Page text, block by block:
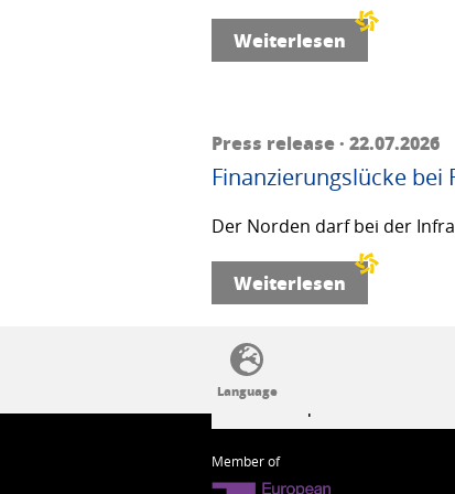
Weiterlesen
Press release · 22.07.2026
Finanzierungslücke
Der Norden darf bei der
Weiterlesen
SSW politics from A to Z
Member of